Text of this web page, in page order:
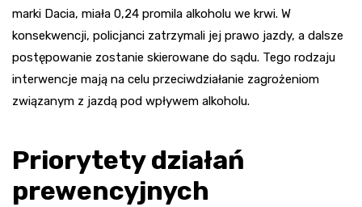
marki Dacia, miała 0,24 promila alkoholu we krwi. W
konsekwencji, policjanci zatrzymali jej prawo jazdy, a dalsze
postępowanie zostanie skierowane do sądu. Tego rodzaju
interwencje mają na celu przeciwdziałanie zagrożeniom
związanym z jazdą pod wpływem alkoholu.
Priorytety działań
prewencyjnych